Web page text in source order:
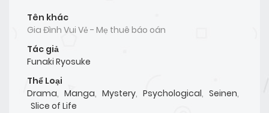
Tên khác
Gia Đình Vui Vẻ - Mẹ thuê báo oán
Tác giả
Funaki Ryosuke
Thể Loại
Drama, Manga, Mystery, Psychological, Seinen,
Slice of Life